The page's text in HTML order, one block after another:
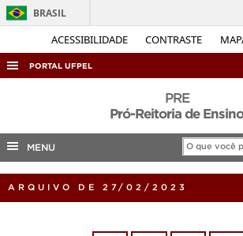
ACESSIBILIDADE CONTRASTE
BRASIL
Acesso
PORTAL UFPEL
COBALTO
CONCURSOS
PRE
Pró-Reitoria de Ensino
MENU
ARQUIVO DE 27/02/2023